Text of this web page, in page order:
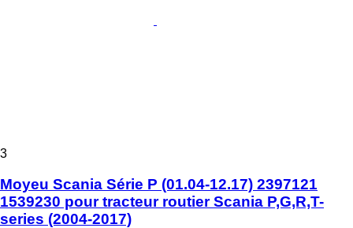
3
Moyeu Scania Série P (01.04-12.17) 2397121
1539230 pour tracteur routier Scania P,G,R,T-
series (2004-2017)